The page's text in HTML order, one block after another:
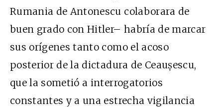
Rumania de Antonescu colaborara de
buen grado con Hitler– habría de marcar
sus orígenes tanto como el acoso
posterior de la dictadura de Ceaușescu,
que la sometió a interrogatorios
constantes y a una estrecha vigilancia